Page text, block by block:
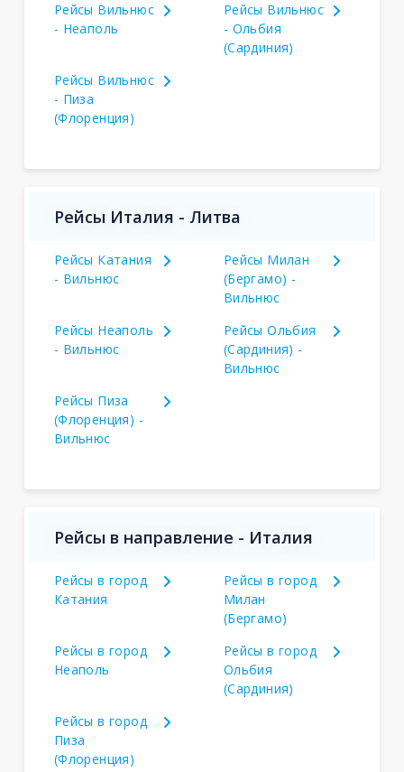
Рейсы Вильнюс
- Неаполь
Рейсы Вильнюс
- Ольбия
(Сардиния)
Рейсы Вильнюс
- Пиза
(Флоренция)
Рейсы Италия - Литва
Рейсы Катания
- Вильнюс
Рейсы Милан
(Бергамо) -
Вильнюс
Рейсы Неаполь
- Вильнюс
Рейсы Ольбия
(Сардиния) -
Вильнюс
Рейсы Пиза
(Флоренция) -
Вильнюс
Рейсы в направление - Италия
Рейсы в город
Катания
Рейсы в город
Милан
(Бергамо)
Рейсы в город
Неаполь
Рейсы в город
Ольбия
(Сардиния)
Рейсы в город
Пиза
(Флоренция)